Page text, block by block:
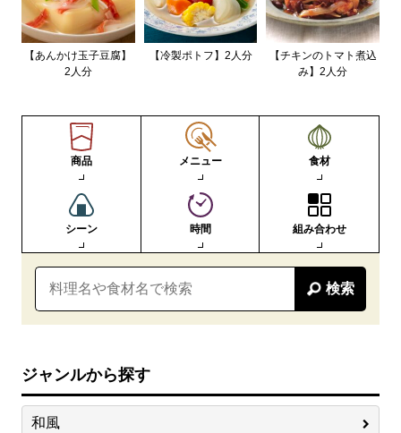
【あんかけ玉子豆腐】
2人分
【冷製ポトフ】2人分
【チキンのトマト煮込
み】2人分
商品 メニュー 食材
シーン 時間 組み合わせ
検索
ジャンルから探す
和風